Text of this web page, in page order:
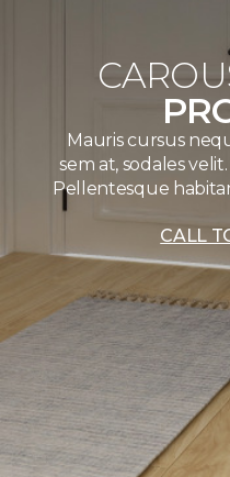
Mauris cursus
sem at, sodales
Pellentesque
CALL